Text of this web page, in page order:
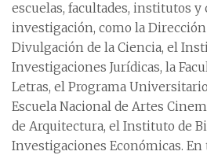
escuelas, facultades, institutos y
investigación, como la Dirección
Divulgación de la Ciencia, el
Investigaciones Jurídicas, la
Letras, el Programa
Escuela Nacional de Artes
de Arquitectura, el Instituto de
Investigaciones Económicas. En